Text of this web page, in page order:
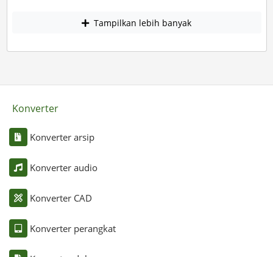
Tampilkan lebih banyak
Konverter
Konverter arsip
Konverter audio
Konverter CAD
Konverter perangkat